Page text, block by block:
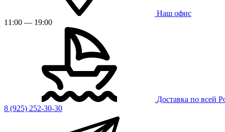
Наш офис
11:00 — 19:00
Доставка по всей
8 (925) 252-30-30